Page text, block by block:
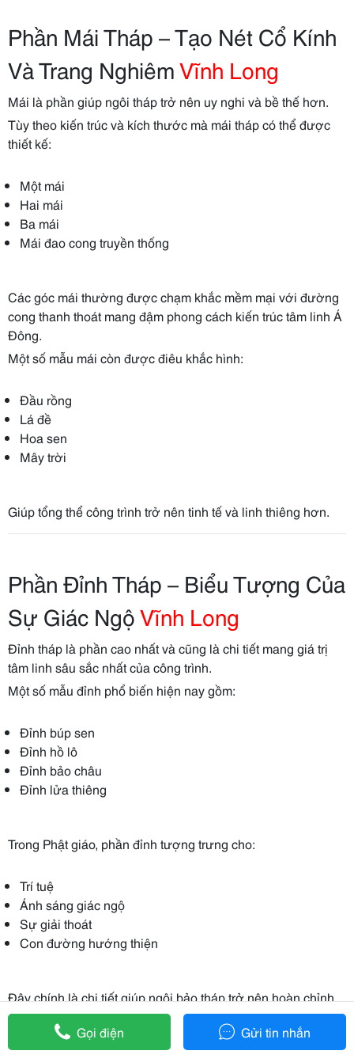
Phần Mái Tháp – Tạo Nét Cổ Kính
Và Trang NghiêmVĩnh Long
Mái là phần giúp ngôi tháp trở nên uy nghi và bề thế hơn.
Tùy theo kiến trúc và kích thước mà mái tháp có thể được
thiết kế:
Một mái
Hai mái
Ba mái
Mái đao cong truyền thống
Các góc mái thường được chạm khắc mềm mại với đường
cong thanh thoát mang đậm phong cách kiến trúc tâm linh Á
Đông.
Một số mẫu mái còn được điêu khắc hình:
Đầu rồng
Lá đề
Hoa sen
Mây trời
Giúp tổng thể công trình trở nên tinh tế và linh thiêng hơn.
Phần Đỉnh Tháp – Biểu Tượng Của
Sự Giác NgộVĩnh Long
Đỉnh tháp là phần cao nhất và cũng là chi tiết mang giá trị
tâm linh sâu sắc nhất của công trình.
Một số mẫu đỉnh phổ biến hiện nay gồm:
Đỉnh búp sen
Đỉnh hồ lô
Đỉnh bảo châu
Đỉnh lửa thiêng
Trong Phật giáo, phần đỉnh tượng trưng cho:
Trí tuệ
Ánh sáng giác ngộ
Sự giải thoát
Con đường hướng thiện
Đây chính là chi tiết giúp ngôi bảo tháp trở nên hoàn chỉnh
cả về kiến trúc lẫn ý nghĩa tâm linh.
Gọi điện
Gửi tin nhắn